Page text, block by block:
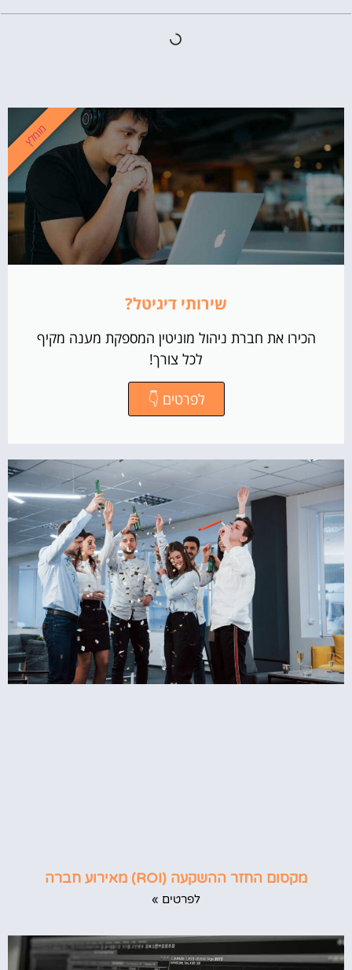
שירותי דיגיטל?
הכירו את חברת ניהול מוניטין המספקת מענה מקיף
לכל צורך!
לפרטים 👇
מומלץ
מקסום החזר ההשקעה (ROI) מאירוע חברה
לפרטים »